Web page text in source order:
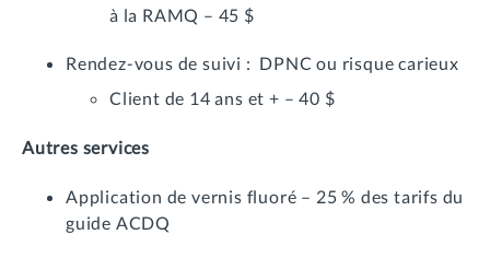
à la RAMQ – 45 $
Rendez-vous de suivi : DPNC ou risque carieux
Client de 14 ans et + – 40 $
Autres services
Application de vernis fluoré – 25 % des tarifs du
guide ACDQ